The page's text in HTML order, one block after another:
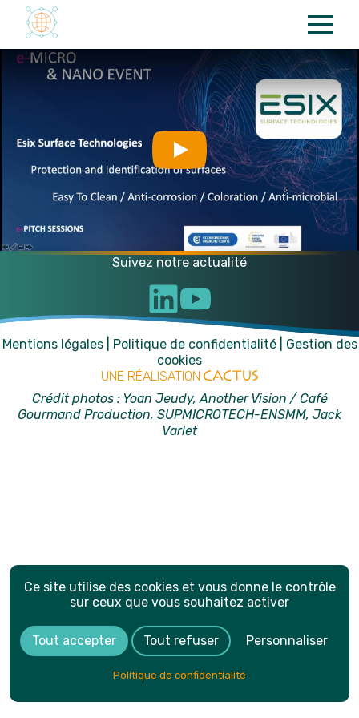
Play
Suivez notre actualité
Mentions légales| Politique de confidentialité| Gestion des
cookies
UNE RÉALISATION
Crédit photos : Yoan Jeudy, Another Vision / Café
Gourmand Production, SUPMICROTECH-ENSMM, Jack
Varlet
Panneau de gestion des cookies
Ce site utilise des cookies et vous donne le contrôle
sur ceux que vous souhaitez activer
Tout accepter Tout refuser Personnaliser
Politique de confidentialité